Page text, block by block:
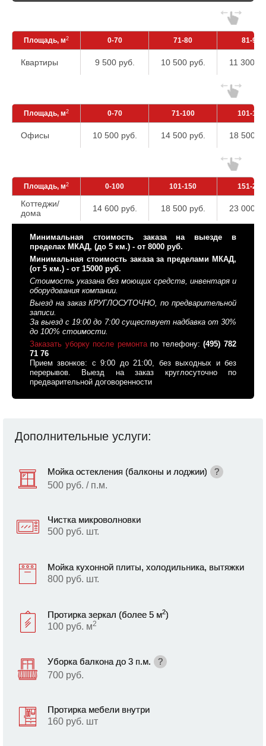
Площадь, м2 0-70 71-80 81-90
Квартиры 9 500 руб. 10 500 руб. 11 300
Площадь, м2 0-70 71-100 101-150
Офисы 10 500 руб. 14 500 руб. 18 500
Площадь, м2 0-100 101-150 151-200
Коттеджи/
дома
14 600 руб. 18 500 руб. 23 000
Минимальная стоимость заказа на выезде в
пределах МКАД, (до 5 км.) - от 8000 руб.
Минимальная стоимость заказа за пределами МКАД,
(от 5 км.) - от 15000 руб.
Стоимость указана без моющих средств, инвентаря и
оборудования компании.
Выезд на заказ КРУГЛОСУТОЧНО, по предварительной
записи.
За выезд с 19:00 до 7:00 существует надбавка от 30%
до 100% стоимости.
Заказать уборку после ремонтапо телефону:(495) 782
71 76
Прием звонков: с 9:00 до 21:00, без выходных и без
перерывов. Выезд на заказ круглосуточно по
предварительной договоренности
Дополнительные услуги:
Мойка остекления (балконы и лоджии)
?
500 руб. / п.м.
Чистка микроволновки
500 руб. шт.
Мойка кухонной плиты, холодильника, вытяжки
800 руб. шт.
Протирка зеркал (более 5 м2)
100 руб. м2
Уборка балкона до 3 п.м.
?
700 руб.
Протирка мебели внутри
160 руб. шт